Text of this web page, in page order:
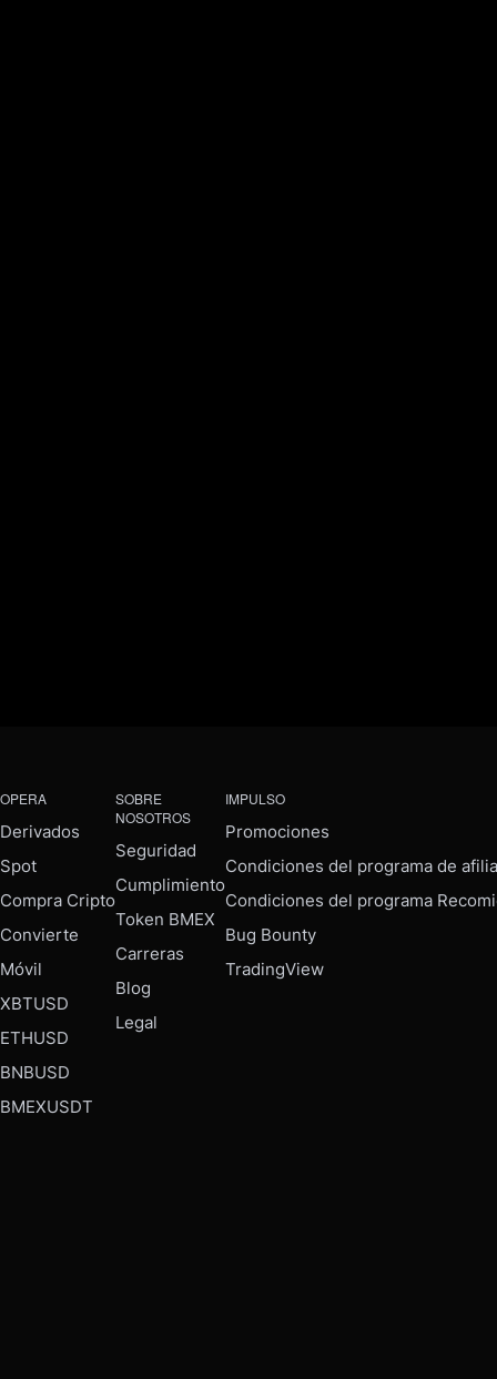
OPERA
Derivados
Spot
Compra Cripto
Convierte
Móvil
XBTUSD
ETHUSD
BNBUSD
BMEXUSDT
SOBRE
NOSOTROS
Seguridad
Cumplimiento
Token BMEX
Carreras
Blog
Legal
IMPULSO
Promociones
Condiciones del programa de
Condiciones del programa
Bug Bounty
TradingView